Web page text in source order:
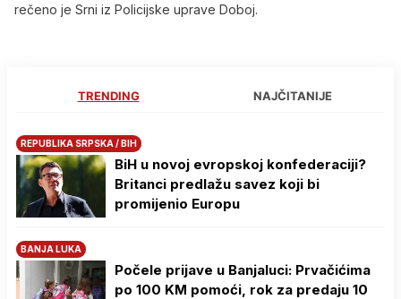
rečeno je Srni iz Policijske uprave Doboj.
TRENDING NAJČITANIJE
REPUBLIKA SRPSKA / BIH
BiH u novoj evropskoj konfederaciji?
Britanci predlažu savez koji bi
promijenio Europu
BANJA LUKA
Počele prijave u Banjaluci: Prvačićima
po 100 KM pomoći, rok za predaju 10